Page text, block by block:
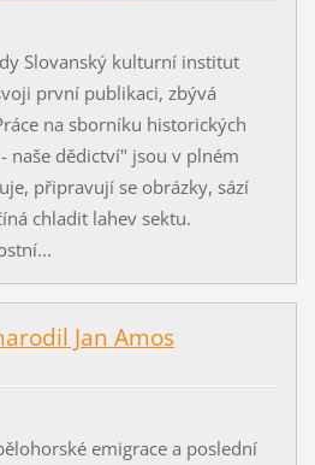
Slovanský kulturní institut
první publikaci, zbývá
na sborníku historických
naše dědictví" jsou v plném
připravují se obrázky, sází
chladit lahev sektu.
Jan Amos
emigrace a poslední